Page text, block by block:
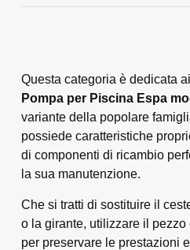
Questa categoria è dedicata ai
Pompa per Piscina Espa
variante della popolare
possiede caratteristiche
di componenti di ricambio
la sua manutenzione.
Che si tratti di sostituire il
o la girante, utilizzare il
per preservare le prestazioni